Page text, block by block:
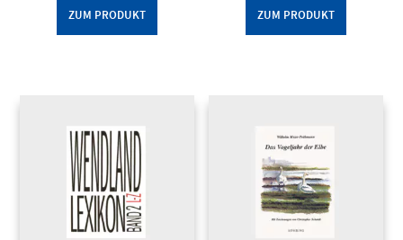
ZUM PRODUKT ZUM PRODUKT